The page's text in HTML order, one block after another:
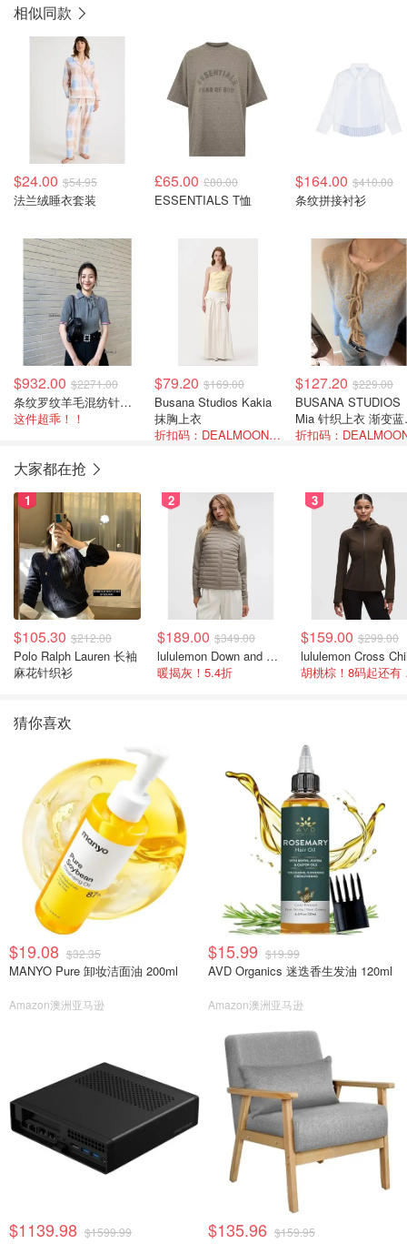
相似同款
$24.00 $54.95
法兰绒睡衣套装
£65.00 £80.00
ESSENTIALS T恤
$164.00 $410.00
条纹拼接衬衫
$932.00 $2271.00
条纹罗纹羊毛混纺针织衫
这件超乖！！
$79.20 $169.00
Busana Studios Kakia
抹胸上衣
折扣码：DEALMOONEXTRA20OFF
$127.20 $229.00
BUSANA STUDIOS
Mia 针织上衣 渐变
色
大家都在抢
1
$105.30 $212.00
Polo Ralph Lauren 长袖
麻花针织衫
2
$189.00 $349.00
lululemon Down and Around 羽绒夹克
暖揭灰！5.4折
3
$159.00 $299.00
猜你喜欢
$19.08 $32.35
MANYO Pure 卸妆洁面油 200ml
Amazon澳洲亚马逊
$15.99 $19.99
AVD Organics 迷迭香生发油 120ml
Amazon澳洲亚马逊
$1139.98 $1599.99 $135.96 $159.95